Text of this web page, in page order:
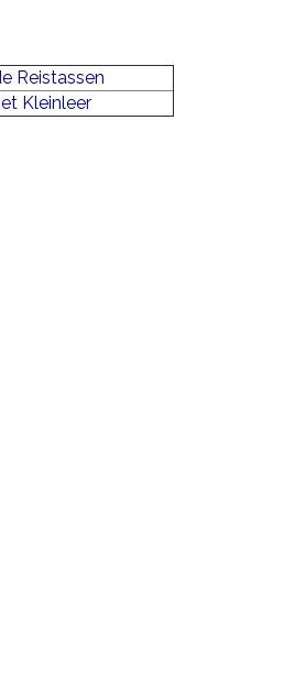
Reistassen
Kleinleer